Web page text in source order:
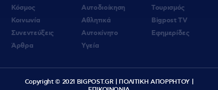
Κόσμος
Κοινωνία
Συνεντεύξεις
Άρθρα
Αυτοδιοίκηση
Αθλητικά
Αυτοκίνητο
Υγεία
Τουρισμός
Bigpost TV
Εφημερίδες
Copyright © 2021 BIGPOST.GR | ΠΟΛΙΤΙΚΗ ΑΠΟΡΡΗΤΟΥ|